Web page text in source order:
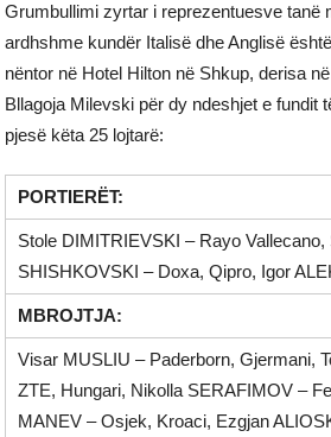
Grumbullimi zyrtar i reprezentuesve tanë
ardhshme kundër Italisë dhe Anglisë
nëntor në Hotel Hilton në Shkup, derisa
Bllagoja Milevski për dy ndeshjet e fundit
pjesë këta 25 lojtarë:
PORTIERËT:
Stole DIMITRIEVSKI – Rayo Vallecano,
SHISHKOVSKI – Doxa, Qipro, Igor
MBROJTJA:
Visar MUSLIU – Paderborn, Gjermani,
ZTE, Hungari, Nikolla SERAFIMOV –
MANEV – Osjek, Kroaci, Ezgjan